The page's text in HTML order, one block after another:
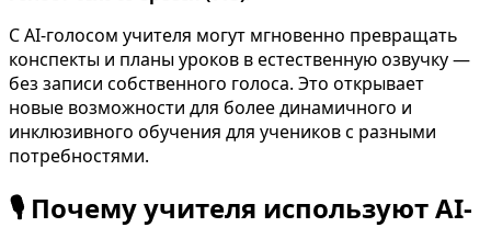
С AI-голосом учителя могут мгновенно превращать
конспекты и планы уроков в естественную озвучку —
без записи собственного голоса. Это открывает
новые возможности для более динамичного и
инклюзивного обучения для учеников с разными
потребностями.
🎙️ Почему учителя используют AI-